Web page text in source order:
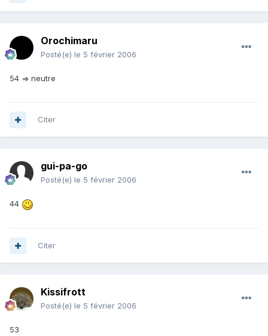
Orochimaru
Posté(e) le 5 février 2006
54 => neutre
Citer
gui-pa-go
Posté(e) le 5 février 2006
44
Citer
Kissifrott
Posté(e) le 5 février 2006
53